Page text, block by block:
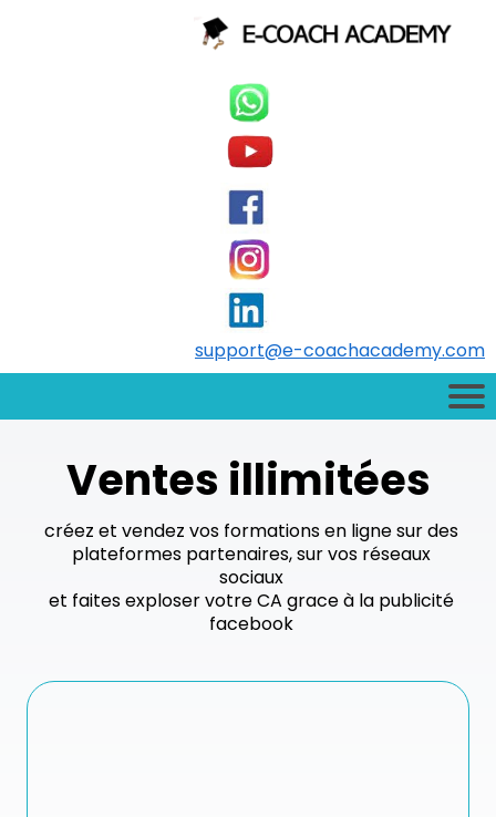
support@e-coachacademy.com
Ventes illimitées
créez et vendez vos formations en ligne sur des
plateformes partenaires, sur vos réseaux
sociaux
et faites exploser votre CA grace à la publicité
facebook